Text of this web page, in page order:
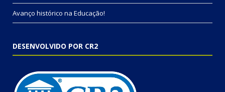
Avanço histórico na Educação!
DESENVOLVIDO POR CR2